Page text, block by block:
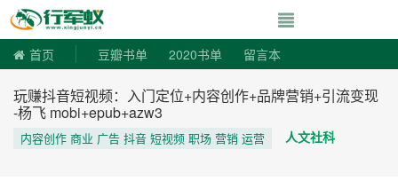
寻书令|走向自
首页 豆瓣书单 2020书单 留言本
玩赚抖音短视频：入门定位+内容创作+品牌营销+引流变现
-杨飞 mobi+epub+azw3
内容创作 商业 广告 抖音 短视频 职场 营销 运营 人文社科